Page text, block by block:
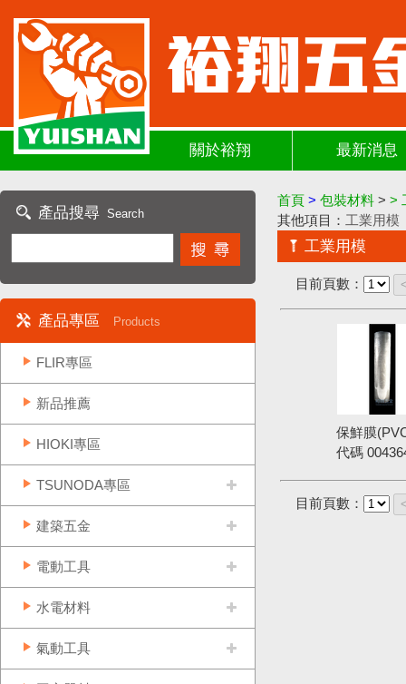
關於裕翔 最新消息
產品搜尋 Search
產品專區 Products
FLIR專區
新品推薦
HIOKI專區
TSUNODA專區
建築五金
電動工具
水電材料
氣動工具
首頁 > 包裝材料 > >
其他項目： 工業用模
工業用模
目前頁數：
保鮮膜
代碼
目前頁數：